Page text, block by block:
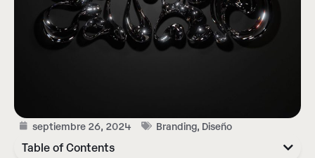
septiembre 26, 2024 Branding, Diseño
Table of Contents